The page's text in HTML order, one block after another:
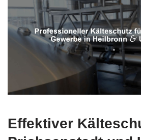
Effektiver